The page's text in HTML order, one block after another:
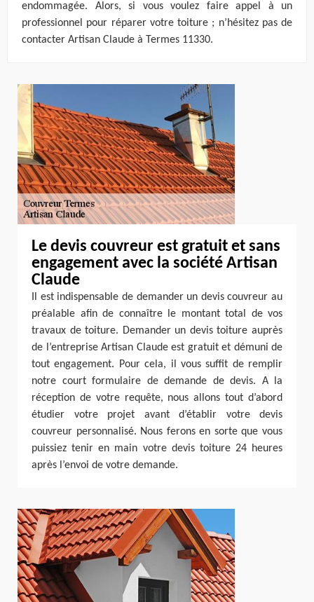
endommagée. Alors, si vous voulez faire appel à un
professionnel pour réparer votre toiture ; n’hésitez pas de
contacter Artisan Claude à Termes 11330.
Le devis couvreur est gratuit et sans
engagement avec la société Artisan
Claude
Il est indispensable de demander un devis couvreur au
préalable afin de connaître le montant total de vos
travaux de toiture. Demander un devis toiture auprès
de l’entreprise Artisan Claude est gratuit et démuni de
tout engagement. Pour cela, il vous suffit de remplir
notre court formulaire de demande de devis. A la
réception de votre requête, nous allons tout d’abord
étudier votre projet avant d’établir votre devis
couvreur personnalisé. Nous ferons en sorte que vous
puissiez tenir en main votre devis toiture 24 heures
après l’envoi de votre demande.